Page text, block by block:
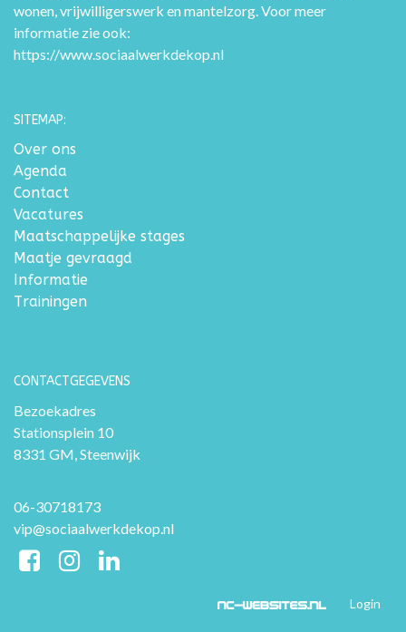
wonen, vrijwilligerswerk en mantelzorg. Voor meer
informatie zie ook:
https://www.sociaalwerkdekop.nl
SITEMAP:
Over ons
Agenda
Contact
Vacatures
Maatschappelijke stages
Maatje gevraagd
Informatie
Trainingen
CONTACTGEGEVENS
Bezoekadres
Stationsplein 10
8331 GM, Steenwijk
06-30718173
vip@sociaalwerkdekop.nl
Login